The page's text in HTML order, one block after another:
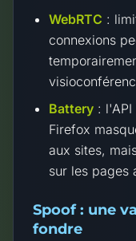
WebRTC :
connexions
Battery : l'API
Firefox
aux sites,
sur les pages
Spoof : une
fondre